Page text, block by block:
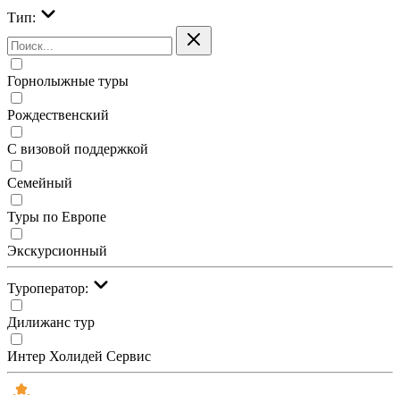
Тип:
Горнолыжные туры
Рождественский
С визовой поддержкой
Семейный
Туры по Европе
Экскурсионный
Туроператор:
Дилижанс тур
Интер Холидей Сервис